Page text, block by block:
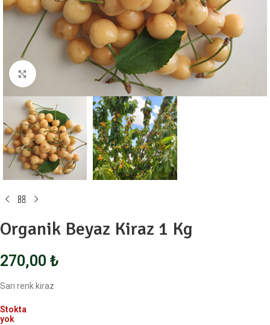
Click to enlarge
Organik Beyaz Kiraz 1 Kg
270,00 ₺
Sarı renk kiraz
Stokta
yok